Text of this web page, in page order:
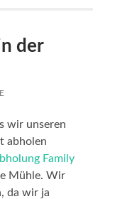
der
wir unseren
abholen
Family
Mühle. Wir
da wir ja